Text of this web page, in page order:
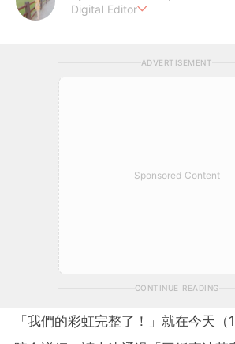
Digital Editor
ADVERTISEMENT
Sponsored Content
CONTINUE READING
「我們的彩虹完整了！」就在今天